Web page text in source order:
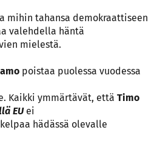
mihin tahansa demokraattiseen
valehdella häntä
mielestä.
poistaa puolessa vuodessa
Kaikki ymmärtävät, että Timo
EUei
hädässä olevalle